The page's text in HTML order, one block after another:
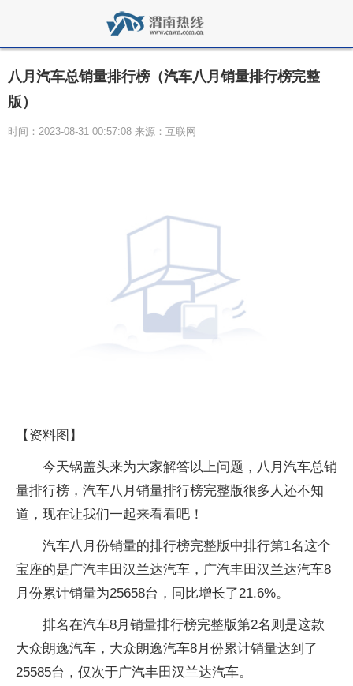
八月汽车总销量排行榜（汽车八月销量排行榜完整
版）
时间：2023-08-31 00:57:08 来源：互联网
【资料图】
今天锅盖头来为大家解答以上问题，八月汽车总销
量排行榜，汽车八月销量排行榜完整版很多人还不知
道，现在让我们一起来看看吧！
汽车八月份销量的排行榜完整版中排行第1名这个
宝座的是广汽丰田汉兰达汽车，广汽丰田汉兰达汽车8
月份累计销量为25658台，同比增长了21.6%。
排名在汽车8月销量排行榜完整版第2名则是这款
大众朗逸汽车，大众朗逸汽车8月份累计销量达到了
25585台，仅次于广汽丰田汉兰达汽车。